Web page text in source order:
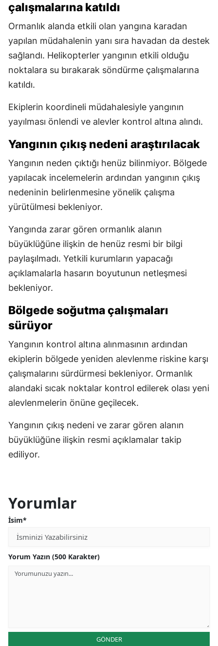
çalışmalarına katıldı
Ormanlık alanda etkili olan yangına karadan
yapılan müdahalenin yanı sıra havadan da destek
sağlandı. Helikopterler yangının etkili olduğu
noktalara su bırakarak söndürme çalışmalarına
katıldı.
Ekiplerin koordineli müdahalesiyle yangının
yayılması önlendi ve alevler kontrol altına alındı.
Yangının çıkış nedeni araştırılacak
Yangının neden çıktığı henüz bilinmiyor. Bölgede
yapılacak incelemelerin ardından yangının çıkış
nedeninin belirlenmesine yönelik çalışma
yürütülmesi bekleniyor.
Yangında zarar gören ormanlık alanın
büyüklüğüne ilişkin de henüz resmi bir bilgi
paylaşılmadı. Yetkili kurumların yapacağı
açıklamalarla hasarın boyutunun netleşmesi
bekleniyor.
Bölgede soğutma çalışmaları
sürüyor
Yangının kontrol altına alınmasının ardından
ekiplerin bölgede yeniden alevlenme riskine karşı
çalışmalarını sürdürmesi bekleniyor. Ormanlık
alandaki sıcak noktalar kontrol edilerek olası yeni
alevlenmelerin önüne geçilecek.
Yangının çıkış nedeni ve zarar gören alanın
büyüklüğüne ilişkin resmi açıklamalar takip
ediliyor.
Yorumlar
İsim*
Yorum Yazın (500 Karakter)
GÖNDER